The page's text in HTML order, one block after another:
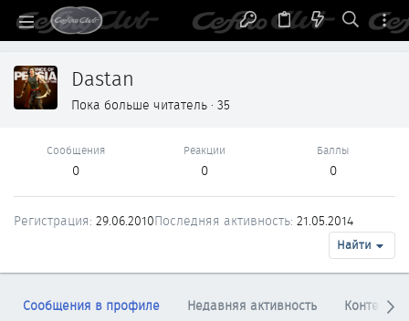
Dastan
Пока больше читатель · 35
Сообщения
0
Реакции
0
Баллы
0
Регистрация 29.06.2010Последняя активность 21.05.2014
Найти
Сообщения в профиле Недавняя активность Контент